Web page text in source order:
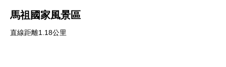
馬祖國家風景區
直線距離1.18公里